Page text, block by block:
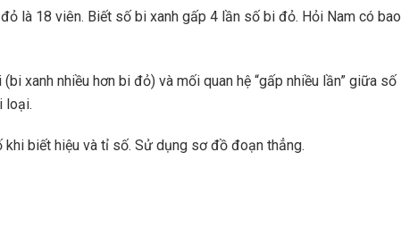
là 18 viên. Biết số bi xanh gấp 4 lần số bi đỏ. Hỏi Nam có bao
xanh nhiều hơn bi đỏ) và mối quan hệ “gấp nhiều lần” giữa số
loại.
biết hiệu và tỉ số. Sử dụng sơ đồ đoạn thẳng.